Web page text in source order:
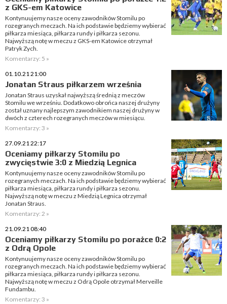
z GKS-em Katowice
Kontynuujemy nasze oceny zawodników Stomilu po
rozegranych meczach. Na ich podstawie będziemy wybierać
piłkarza miesiąca, piłkarza rundy i piłkarza sezonu.
Najwyższą notę w meczu z GKS-em Katowice otrzymał
Patryk Zych.
Komentarzy: 5 »
01.10.21 21:00
Jonatan Straus piłkarzem września
Jonatan Straus uzyskał najwyższą średnią z meczów
Stomilu we wrześniu. Dodatkowo obrońca naszej drużyny
został uznany najlepszym zawodnikiem naszej drużyny w
dwóch z czterech rozegranych meczów w miesiącu.
Komentarzy: 3 »
27.09.21 22:17
Oceniamy piłkarzy Stomilu po
zwycięstwie 3:0 z Miedzią Legnica
Kontynuujemy nasze oceny zawodników Stomilu po
rozegranych meczach. Na ich podstawie będziemy wybierać
piłkarza miesiąca, piłkarza rundy i piłkarza sezonu.
Najwyższą notę w meczu z Miedzią Legnica otrzymał
Jonatan Straus.
Komentarzy: 2 »
21.09.21 08:40
Oceniamy piłkarzy Stomilu po porażce 0:2
z Odrą Opole
Kontynuujemy nasze oceny zawodników Stomilu po
rozegranych meczach. Na ich podstawie będziemy wybierać
piłkarza miesiąca, piłkarza rundy i piłkarza sezonu.
Najwyższą notę w meczu z Odrą Opole otrzymał Merveille
Fundambu.
Komentarzy: 3 »